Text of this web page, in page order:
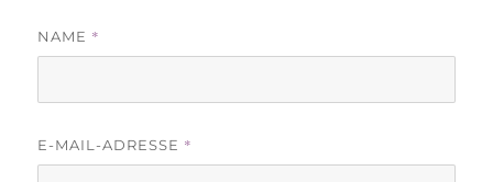
NAME *
E-MAIL-ADRESSE *